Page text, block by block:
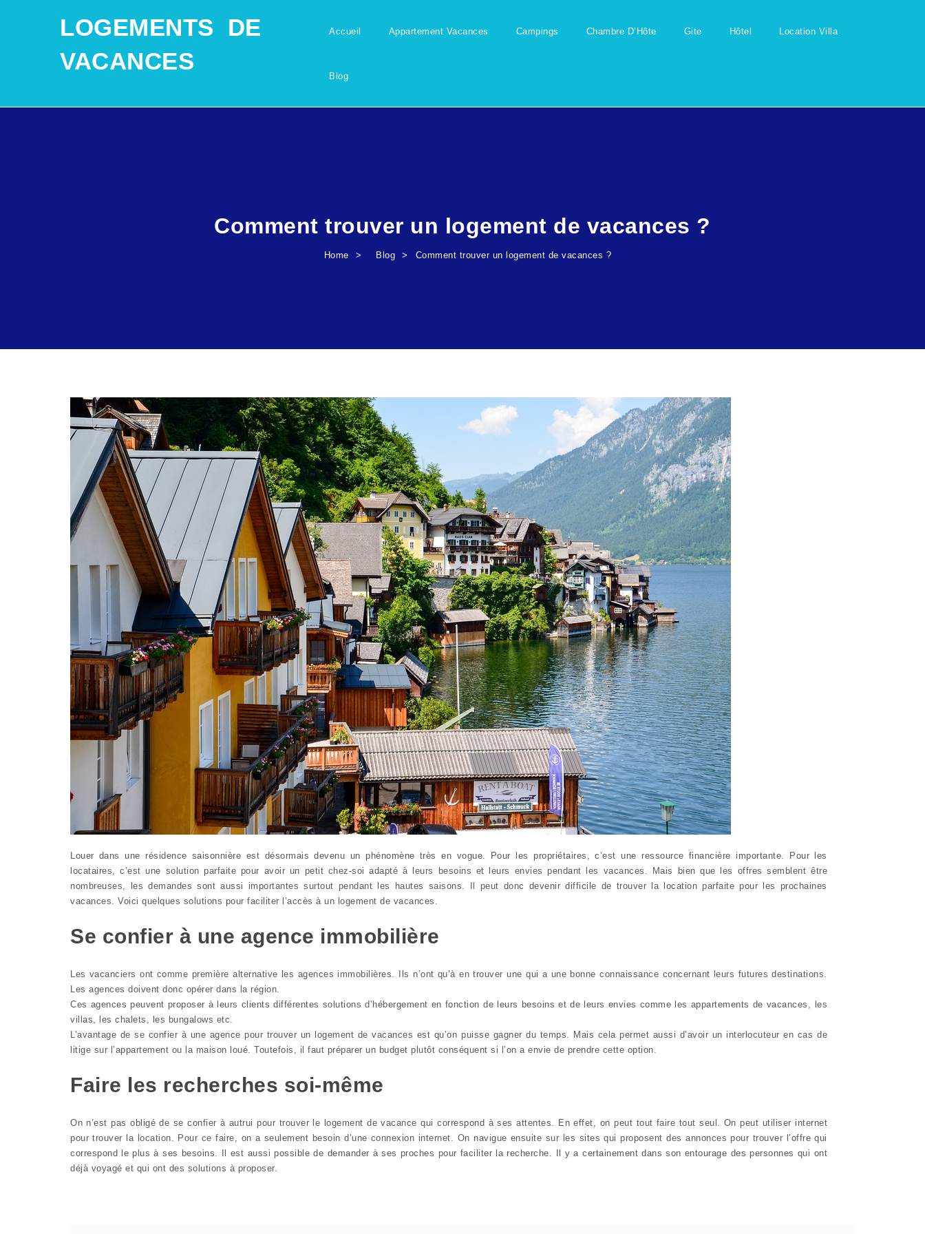
LOGEMENTS DE
VACANCES
Accueil Appartement Vacances Campings Chambre D’Hôte Gite Hôtel Location Villa
Blog
Comment trouver un logement de vacances ?
Home Blog Comment trouver un logement de vacances ?
Louer dans une résidence saisonnière est désormais devenu un phénomène très en vogue. Pour les propriétaires, c’est une ressource financière importante. Pour les
locataires, c’est une solution parfaite pour avoir un petit chez-soi adapté à leurs besoins et leurs envies pendant les vacances. Mais bien que les offres semblent être
nombreuses, les demandes sont aussi importantes surtout pendant les hautes saisons. Il peut donc devenir difficile de trouver la location parfaite pour les prochaines
vacances. Voici quelques solutions pour faciliter l’accès à un logement de vacances.
Se confier à une agence immobilière
Les vacanciers ont comme première alternative les agences immobilières. Ils n’ont qu’à en trouver une qui a une bonne connaissance concernant leurs futures destinations.
Les agences doivent donc opérer dans la région.
Ces agences peuvent proposer à leurs clients différentes solutions d’hébergement en fonction de leurs besoins et de leurs envies comme les appartements de vacances, les
villas, les chalets, les bungalows etc.
L’avantage de se confier à une agence pour trouver un logement de vacances est qu’on puisse gagner du temps. Mais cela permet aussi d’avoir un interlocuteur en cas de
litige sur l’appartement ou la maison loué. Toutefois, il faut préparer un budget plutôt conséquent si l’on a envie de prendre cette option.
Faire les recherches soi-même
On n’est pas obligé de se confier à autrui pour trouver le logement de vacance qui correspond à ses attentes. En effet, on peut tout faire tout seul. On peut utiliser internet
pour trouver la location. Pour ce faire, on a seulement besoin d’une connexion internet. On navigue ensuite sur les sites qui proposent des annonces pour trouver l’offre qui
correspond le plus à ses besoins. Il est aussi possible de demander à ses proches pour faciliter la recherche. Il y a certainement dans son entourage des personnes qui ont
déjà voyagé et qui ont des solutions à proposer.